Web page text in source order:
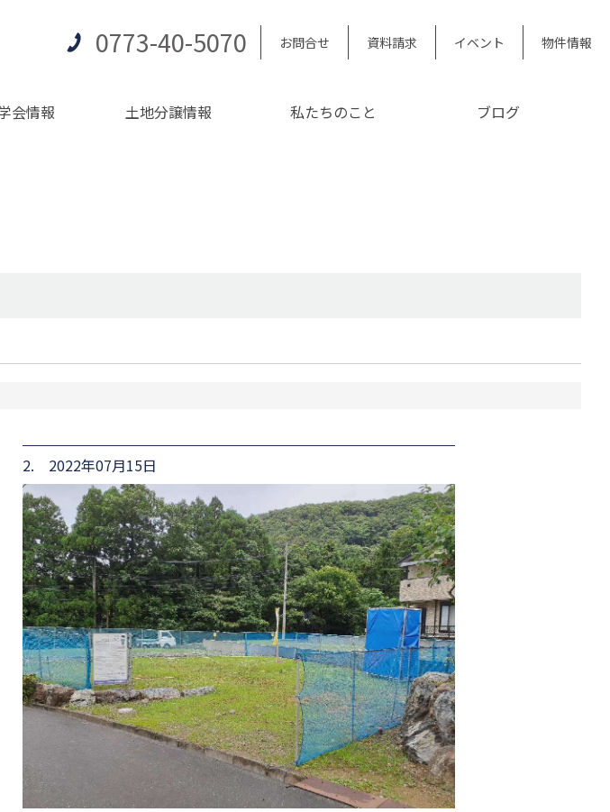
0773-40-5070 お問合せ 資料請求 イベント 物件情報
会情報 土地分譲情報 私たちのこと ブログ
2. 2022年07月15日